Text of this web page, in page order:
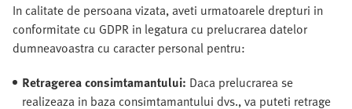
In calitate de persoana vizata, aveti urmatoarele drepturi in
conformitate cu GDPR in legatura cu prelucrarea datelor
dumneavoastra cu caracter personal pentru:
Retragerea consimtamantului: Daca prelucrarea se
realizeaza in baza consimtamantului dvs., va puteti retrage